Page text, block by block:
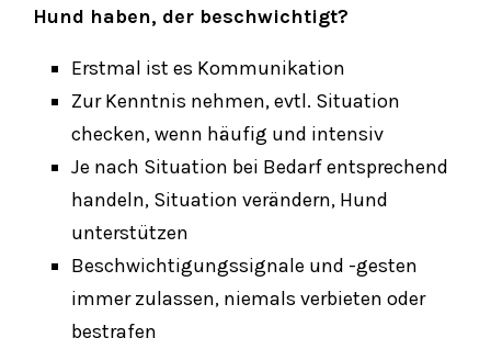
Hund haben, der beschwichtigt?
Erstmal ist es Kommunikation
Zur Kenntnis nehmen, evtl. Situation
checken, wenn häufig und intensiv
Je nach Situation bei Bedarf entsprechend
handeln, Situation verändern, Hund
unterstützen
Beschwichtigungssignale und -gesten
immer zulassen, niemals verbieten oder
bestrafen